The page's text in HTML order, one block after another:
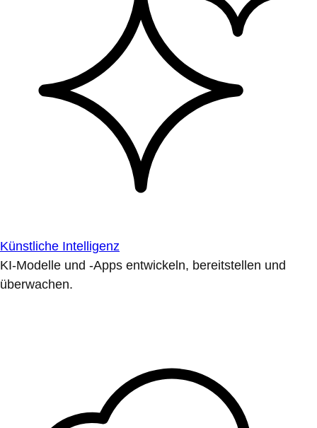
Künstliche Intelligenz
KI-Modelle und -Apps entwickeln, bereitstellen und
überwachen.